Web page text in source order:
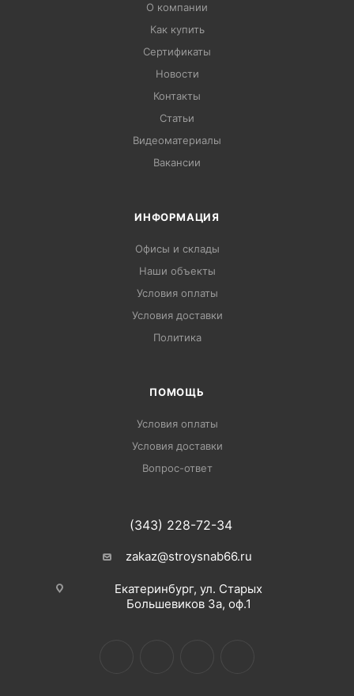
О компании
Как купить
Сертификаты
Новости
Контакты
Статьи
Видеоматериалы
Вакансии
ИНФОРМАЦИЯ
Офисы и склады
Наши объекты
Условия оплаты
Условия доставки
Политика
ПОМОЩЬ
Условия оплаты
Условия доставки
Вопрос-ответ
(343) 228-72-34
zakaz@stroysnab66.ru
Екатеринбург, ул. Старых
Большевиков 3а, оф.1